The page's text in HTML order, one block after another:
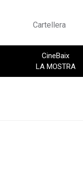
Cartellera
CineBaix
LA MOSTRA